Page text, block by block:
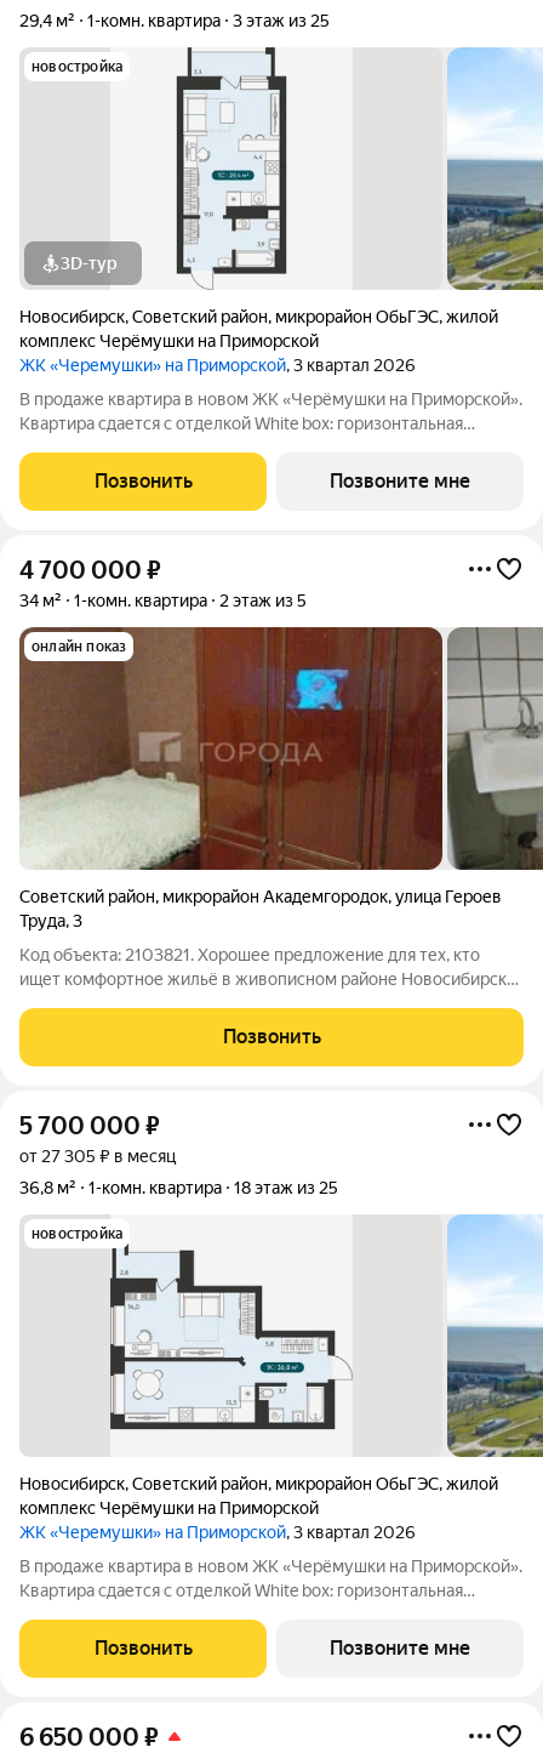
29,4 м²
1-комн. квартира 3 этаж из 25
новостройка
3D-тур
Новосибирск,Советский район, микрорайон ОбьГЭС,жилой
комплекс Черёмушки на Приморской
ЖК «Черемушки» на Приморской, 3 квартал 2026
В продаже квартира в новом ЖК «Черёмушки на Приморской».
Квартира сдается с отделкой White box: горизонтальная
розетки и выключатели и др. В новостройке все для семейного
комфорта: - закрытый
Позвонить Позвоните мне
4 700 000 ₽
34 м² 1-комн. квартира 2 этаж из 5
онлайн показ
Советский район, микрорайон Академгородок,улица Героев
Труда,3
Код объекта: 2103821. Хорошее предложение для тех, кто
ищет комфортное жильё в живописном районе Новосибирска!
в Советском районе, микрорайон Академгородок, на улице
Героев Труда, 3. Этот
Позвонить
5 700 000 ₽
от 27 305 ₽ в месяц
36,8 м²
1-комн. квартира 18 этаж из 25
новостройка
Новосибирск,Советский район, микрорайон ОбьГЭС,жилой
комплекс Черёмушки на Приморской
ЖК «Черемушки» на Приморской, 3 квартал 2026
В продаже квартира в новом ЖК «Черёмушки на Приморской».
Квартира сдается с отделкой White box: горизонтальная
розетки и выключатели и др. В новостройке все для семейного
комфорта: - закрытый
Позвонить Позвоните мне
6 650 000 ₽